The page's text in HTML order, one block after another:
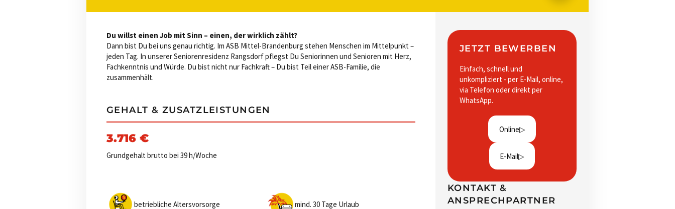
Du willst einen Job mit Sinn – einen, der wirklich zählt?
Dann bist Du bei uns genau richtig. Im ASB Mittel-Brandenburg stehen Menschen im Mittelpunkt –
jeden Tag. In unserer Seniorenresidenz Rangsdorf pflegst Du Seniorinnen und Senioren mit Herz,
Fachkenntnis und Würde. Du bist nicht nur Fachkraft – Du bist Teil einer ASB-Familie, die
zusammenhält.
GEHALT & ZUSATZLEISTUNGEN
3.716 €
Grundgehalt brutto bei 39 h/Woche
betriebliche Altersvorsorge mind. 30 Tage Urlaub
JETZT BEWERBEN
Einfach, schnell und
unkompliziert - per E-Mail, online,
via Telefon oder direkt per
WhatsApp.
Online
E-Mail
KONTAKT &
ANSPRECHPARTNER